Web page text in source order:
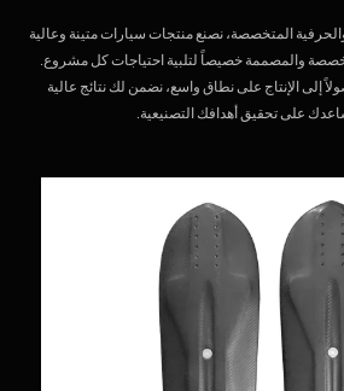
المتخصصة، نصنع منتجات سيارات متينة وعالية
والمصممة خصيصاً لتلبية احتياجات كل مشروع.
إلى الإنتاج على نطاق واسع، نضمن لك نتائج عالية
على تحقيق أهدافك التصنيعية.